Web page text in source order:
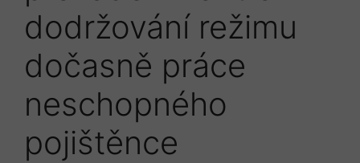
dodržování režimu
dočasně práce
neschopného
pojištěnce